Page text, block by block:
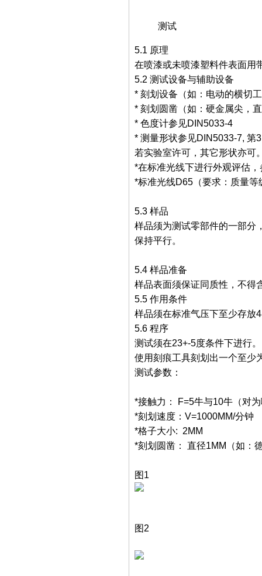
测试
5.1 原理
在喷漆或未喷漆塑料件表面用
5.2 测试设备与辅助设备
* 刻划设备（如：电动的横切
* 刻划圆凿（如：硬金属尖，
* 色度计参见DIN5033-4
* 测量形状参见DIN5033-7, 第
若实验室许可，其它形状亦可
*在标准光线下进行外观评估
*标准光线D65（要求：质量等
5.3 样品
样品须为测试零部件的一部分
保持平行。
5.4 样品准备
样品表面须保证同质性，不得
5.5 作用条件
样品须在标准气压下至少存放
5.6 程序
测试须在23+-5度条件下进行。
使用刻痕工具刻划出一个至少
测试参数：
*接触力： F=5牛与10牛（对
*刻划速度：V=1000MM/分钟
*格子大小: 2MM
*刻划圆凿： 直径1MM（如：
图1
图2